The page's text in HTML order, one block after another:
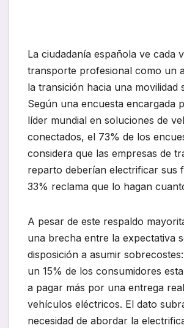
La ciudadanía española ve cada
transporte profesional como un
la transición hacia una movilidad
Según una encuesta encargada
líder mundial en soluciones de
conectados, el 73% de los
considera que las empresas de
reparto deberían electrificar sus
33% reclama que lo hagan
A pesar de este respaldo
una brecha entre la expectativa
disposición a asumir
un 15% de los consumidores
a pagar más por una entrega
vehículos eléctricos. El dato
necesidad de abordar la